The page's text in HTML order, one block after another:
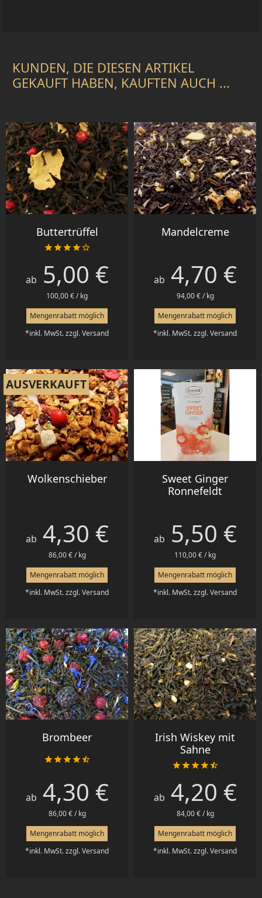
KUNDEN, DIE DIESEN ARTIKEL
GEKAUFT HABEN, KAUFTEN AUCH ...
Buttertrüffel

Preis
ab 5,00 €
100,00 € / kg
Mengenrabatt möglich
*inkl. MwSt. zzgl. Versand
Mandelcreme
Preis
ab 4,70 €
94,00 € / kg
Mengenrabatt möglich
*inkl. MwSt. zzgl. Versand
Wolkenschieber
Preis
ab 4,30 €
86,00 € / kg
Mengenrabatt möglich
*inkl. MwSt. zzgl. Versand
AUSVERKAUFT
Sweet Ginger
Ronnefeldt
Preis
ab 5,50 €
110,00 € / kg
Mengenrabatt möglich
*inkl. MwSt. zzgl. Versand
Brombeer

Preis
ab 4,30 €
86,00 € / kg
Mengenrabatt möglich
*inkl. MwSt. zzgl. Versand
Irish Wiskey mit
Sahne

Preis
ab 4,20 €
84,00 € / kg
Mengenrabatt möglich
*inkl. MwSt. zzgl. Versand